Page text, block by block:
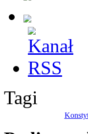
Tagi